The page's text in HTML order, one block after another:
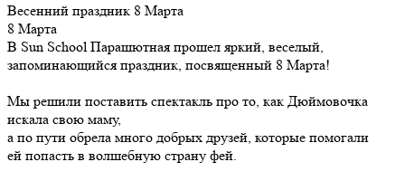
Весенний праздник 8 Марта
8 Марта
В Sun School Парашютная прошел яркий, веселый,
запоминающийся праздник, посвященный 8 Марта!
Мы решили поставить спектакль про то, как Дюймовочка
искала свою маму,
а по пути обрела много добрых друзей, которые помогали
ей попасть в волшебную страну фей.